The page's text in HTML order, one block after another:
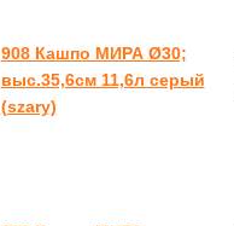
908 Кашпо МИРА Ø30;
выс.35,6см 11,6л серый
(szary)